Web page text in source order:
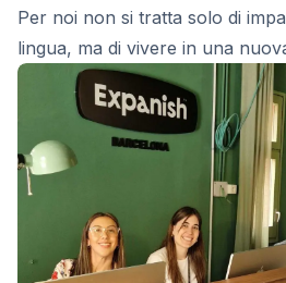
Per noi non si tratta solo di
lingua, ma di vivere in una